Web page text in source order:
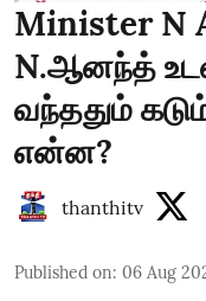
Minister N
N.ஆனந்த்
வந்ததும்
என்ன?
thanthitv
Published on: 06 Aug